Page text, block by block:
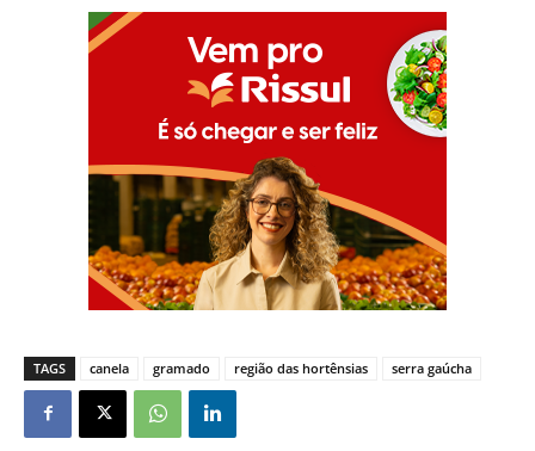
TAGS canela gramado região das hortênsias serra gaúcha